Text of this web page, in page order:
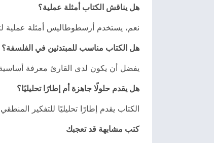
هل يناقش الكتاب أمثلة عملية؟
نعم، يستخدم أرسطوطاليس أمثلة عملية
هل الكتاب مناسب للمبتدئين في الفلسفة؟
يفضل أن يكون لدى القارئ معرفة أساسية
هل يقدم حلولًا جاهزة أم إطارًا تحليليًا؟
الكتاب يقدم إطارًا تحليليًا للتفكير
كتب مشابهة قد تعجبك